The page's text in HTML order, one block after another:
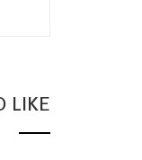
LIKE